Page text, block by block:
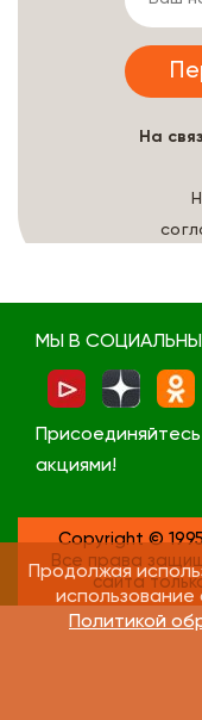
На
МЫ В
акциями!
Copyright ©
Все права
сайта
Продолжая
Политикой